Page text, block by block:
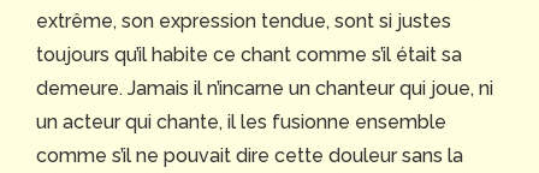
extrême, son expression tendue, sont si justes
toujours qu’il habite ce chant comme s’il était sa
demeure. Jamais il n’incarne un chanteur qui joue, ni
un acteur qui chante, il les fusionne ensemble
comme s’il ne pouvait dire cette douleur sans la